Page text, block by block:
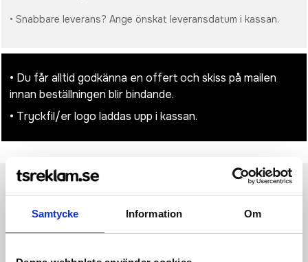
Samtycke Information Om
• Snabbare leverans? Ange önskat leveransdatum i kassan.
• Du får alltid godkänna en offert och skiss på mailen
innan beställningen blir bindande.
• Tryckfil/er logo laddas upp i kassan.
ProduktinformationSpecifikationerPristabellRecensioner
·94% Polyester, 6% elastan ·Yttertyg: vävt softshell